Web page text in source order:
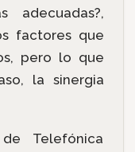
adecuadas?,
factores que
pero lo que
la sinergia
Telefónica